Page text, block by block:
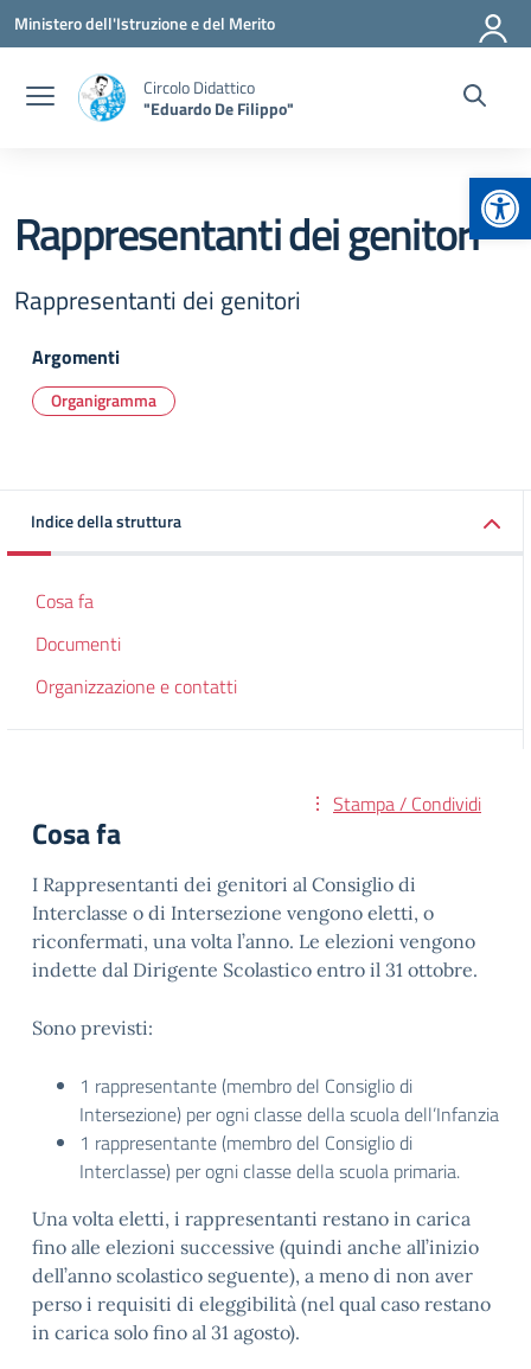
Vai ai contenuti
Vai al menu di navigazione
Vai al footer
Ministero dell'Istruzione e del Merito
Circolo Didattico
"Eduardo De Filippo"
Rappresentanti dei genitori
Rappresentanti dei genitori
Argomenti
Organigramma
Indice della struttura
Cosa fa
Documenti
Organizzazione e contatti
Stampa / Condividi
Cosa fa
I Rappresentanti dei genitori al Consiglio di
Interclasse o di Intersezione vengono eletti, o
riconfermati, una volta l’anno. Le elezioni vengono
indette dal Dirigente Scolastico entro il 31 ottobre.
Sono previsti:
1 rappresentante (membro del Consiglio di
Intersezione) per ogni classe della scuola dell’Infanzia
1 rappresentante (membro del Consiglio di
Interclasse) per ogni classe della scuola primaria.
Una volta eletti, i rappresentanti restano in carica
fino alle elezioni successive (quindi anche all’inizio
dell’anno scolastico seguente), a meno di non aver
perso i requisiti di eleggibilità (nel qual caso restano
in carica solo fino al 31 agosto).